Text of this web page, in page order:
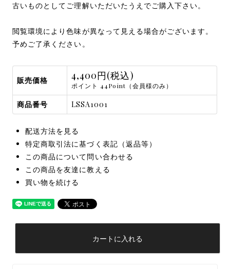
古いものとしてご理解いただいたうえでご購入下さい。
閲覧環境により色味が異なって見える場合がございます。
予めご了承ください。
販売価格 4,400円(税込)
ポイント 44Point（会員様のみ）
商品番号 LSSA1001
配送方法を見る
特定商取引法に基づく表記（返品等）
この商品について問い合わせる
この商品を友達に教える
買い物を続ける
カートに入れる